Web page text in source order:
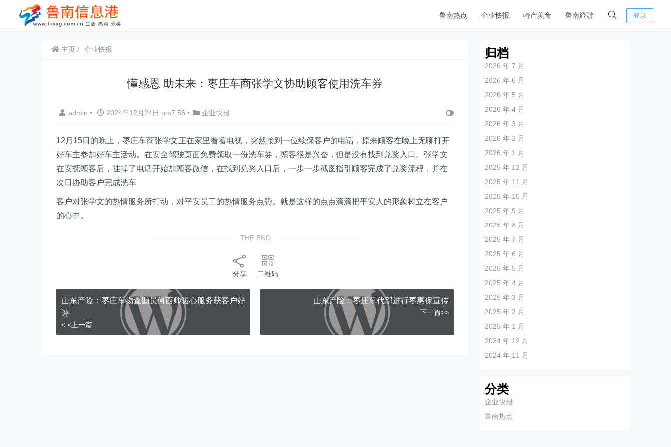
鲁南热点 企业快报 特产美食 鲁南旅游 登录
主页 企业快报
懂感恩 助未来：枣庄车商张学文协助顾客使用洗车券
admin • 2024年12月24日 pm7:56 • 企业快报
12 月15日的晚上，枣庄车商张学文正在家里看着电视，突然接到一位续保客户的电话，原来顾客在晚上无聊打开
好车主参加好车主活动。在安全驾驶页面免费领取一份洗车券，顾客很是兴奋，但是没有找到兑奖入口。张学文
在安抚顾客后，挂掉了电话开始加顾客微信，在找到兑奖入口后，一步一步截图指引顾客完成了兑奖流程，并在
次日协助客户完成洗车
客户对张学文的热情服务所打动，对平安员工的热情服务点赞。就是这样的点点滴滴把平安人的形象树立在客户
的心中。
THE END
分享 二维码
山东产险：枣庄车物查勘员何西帅暖心服务获客户好
评
< <上一篇
山东产险：枣庄车代部进行枣惠保宣传
下一篇>>
归档
2026 年 7 月
2026 年 6 月
2026 年 5 月
2026 年 4 月
2026 年 3 月
2026 年 2 月
2026 年 1 月
2025 年 12 月
2025 年 11 月
2025 年 10 月
2025 年 9 月
2025 年 8 月
2025 年 7 月
2025 年 6 月
2025 年 5 月
2025 年 4 月
2025 年 3 月
2025 年 2 月
2025 年 1 月
2024 年 12 月
2024 年 11 月
分类
企业快报
鲁南热点